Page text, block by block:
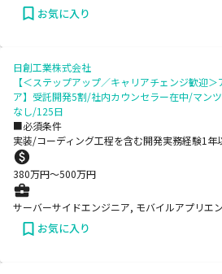
お気に入り
日創工業株式会社
【＜ステップアップ／キャリアチェンジ歓迎
ア】受託開発5割/社内カウンセラー在中/マン
なし/125日
■必須条件
実装/コーディング工程を含む開発実務経験1年
380万円〜500万円
サーバーサイドエンジニア, モバイルアプリエ
お気に入り